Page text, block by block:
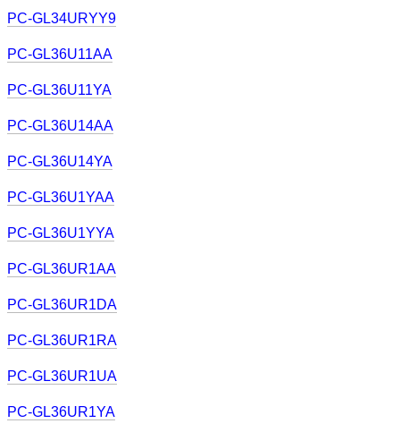
PC-GL34URYY9
PC-GL36U11AA
PC-GL36U11YA
PC-GL36U14AA
PC-GL36U14YA
PC-GL36U1YAA
PC-GL36U1YYA
PC-GL36UR1AA
PC-GL36UR1DA
PC-GL36UR1RA
PC-GL36UR1UA
PC-GL36UR1YA